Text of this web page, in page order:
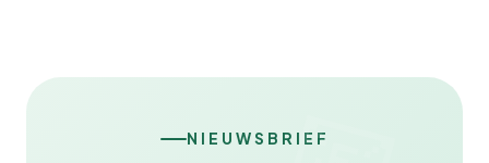
NIEUWSBRIEF